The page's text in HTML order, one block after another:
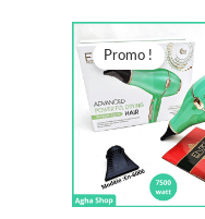
Promo !
prix
initial
était :